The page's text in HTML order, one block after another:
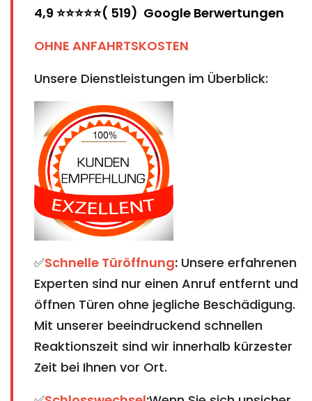
4,9 ⭐⭐⭐⭐⭐( 519) Google Berwertungen
OHNE ANFAHRTSKOSTEN
Unsere Dienstleistungen im Überblick:
✅Schnelle Türöffnung: Unsere erfahrenen
Experten sind nur einen Anruf entfernt und
öffnen Türen ohne jegliche Beschädigung.
Mit unserer beeindruckend schnellen
Reaktionszeit sind wir innerhalb kürzester
Zeit bei Ihnen vor Ort.